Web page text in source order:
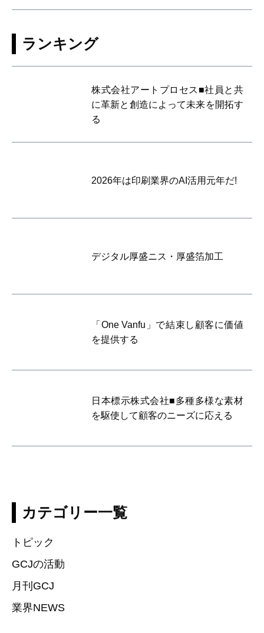
ランキング
株式会社アートプロセス■社員と共
に革新と創造によって未来を開拓す
る
2026年は印刷業界のAI活用元年だ!
デジタル厚盛ニス・厚盛箔加工
「One Vanfu」で結束し顧客に価値
を提供する
日本標示株式会社■多種多様な素材
を駆使して顧客のニーズに応える
カテゴリー一覧
トピック
GCJの活動
月刊GCJ
業界NEWS